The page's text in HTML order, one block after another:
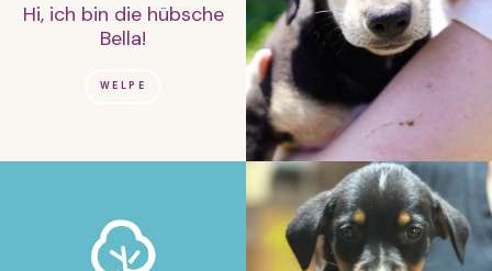
Hi, ich bin die hübsche
Bella!
WELPE